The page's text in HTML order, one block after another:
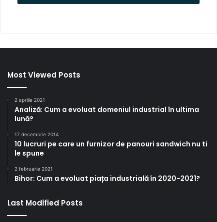
Most Viewed Posts
2 aprilie 2021
Analiză: Cum a evoluat domeniul industrial în ultima
lună?
17 decembrie 2014
10 lucruri pe care un furnizor de panouri sandwich nu ti
le spune
2 februarie 2021
Bihor: Cum a evoluat piața industrială în 2020-2021?
Last Modified Posts